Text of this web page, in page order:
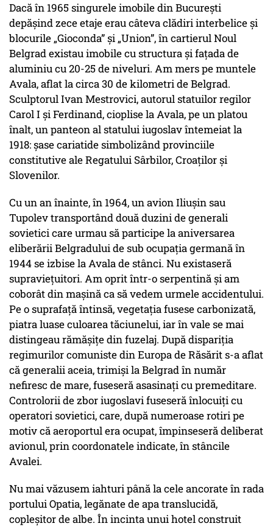
Dacă în 1965 singurele imobile din Bucureşti
depăşind zece etaje erau câteva clădiri interbelice şi
blocurile „Gioconda” şi „Union”, în cartierul Noul
Belgrad existau imobile cu structura şi faţada de
aluminiu cu 20-25 de niveluri. Am mers pe muntele
Avala, aflat la circa 30 de kilometri de Belgrad.
Sculptorul Ivan Mestrovici, autorul statuilor regilor
Carol I şi Ferdinand, cioplise la Avala, pe un platou
înalt, un panteon al statului iugoslav întemeiat la
1918: şase cariatide simbolizând provinciile
constitutive ale Regatului Sârbilor, Croaţilor şi
Slovenilor.
Cu un an înainte, în 1964, un avion Iliuşin sau
Tupolev transportând două duzini de generali
sovietici care urmau să participe la aniversarea
eliberării Belgradului de sub ocupaţia germană în
1944 se izbise la Avala de stânci. Nu existaseră
supra­vieţuitori. Am oprit într-o serpentină şi am
coborât din maşină ca să vedem urmele accidentului.
Pe o suprafaţă întinsă, vegetaţia fusese carbonizată,
piatra luase culoarea tăciunelui, iar în vale se mai
distingeau rămăşiţe din fuzelaj. După dispariţia
regimurilor comuniste din Europa de Răsărit s-a aflat
că generalii aceia, trimişi la Belgrad în număr
nefiresc de mare, fuseseră asasinaţi cu pre­me­ditare.
Controlorii de zbor iugoslavi fuseseră înlocuiţi cu
operatori sovietici, care, după numeroase rotiri pe
motiv că aeroportul era ocupat, împinseseră deliberat
avionul, prin coordonatele indicate, în stâncile
Avalei.
Nu mai văzusem iahturi până la cele ancorate în rada
portului Opatia, legănate de apa translucidă,
copleşitor de albe. În incinta unui hotel construit